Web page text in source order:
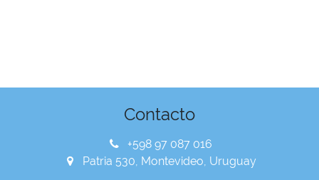
Contacto
+598 97 087 016
Patria 530, Montevideo, Uruguay